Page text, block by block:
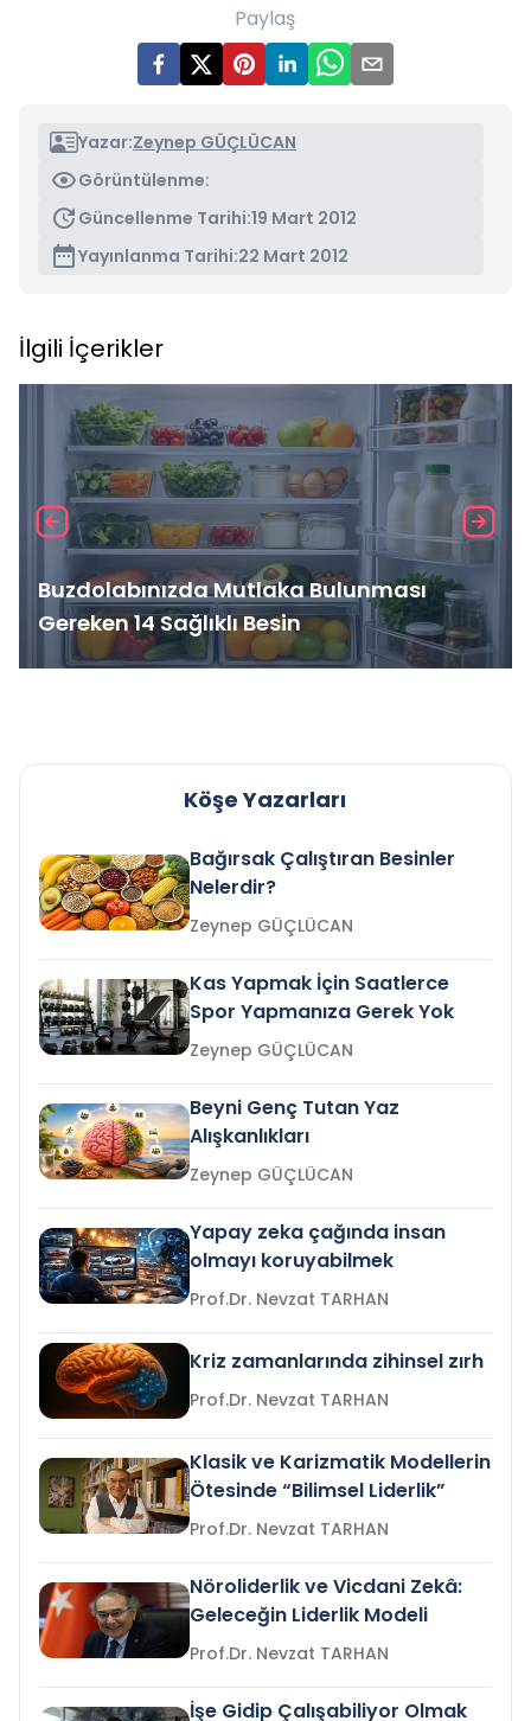
Paylaş
Yazar:Zeynep GÜÇLÜCAN
Görüntülenme:
Güncellenme Tarihi:19 Mart 2012
Yayınlanma Tarihi:22 Mart 2012
İlgili İçerikler
Buzdolabınızda Mutlaka Bulunması
Gereken 14 Sağlıklı Besin
Köşe Yazarları
Bağırsak Çalıştıran Besinler
Nelerdir?
Zeynep GÜÇLÜCAN
Kas Yapmak İçin Saatlerce
Spor Yapmanıza Gerek Yok
Zeynep GÜÇLÜCAN
Beyni Genç Tutan Yaz
Alışkanlıkları
Zeynep GÜÇLÜCAN
Yapay zeka çağında insan
olmayı koruyabilmek
Prof.Dr. Nevzat TARHAN
Kriz zamanlarında zihinsel zırh
Prof.Dr. Nevzat TARHAN
Klasik ve Karizmatik Modellerin
Ötesinde “Bilimsel Liderlik”
Prof.Dr. Nevzat TARHAN
Nöroliderlik ve Vicdani Zekâ:
Geleceğin Liderlik Modeli
Prof.Dr. Nevzat TARHAN
İşe Gidip Çalışabiliyor Olmak